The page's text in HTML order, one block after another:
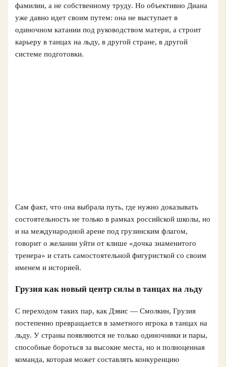
фамилии, а не собственному труду. Но объективно Диана
уже давно идет своим путем: она не выступает в
одиночном катании под руководством матери, а строит
карьеру в танцах на льду, в другой стране, в другой
системе подготовки.
Сам факт, что она выбрала путь, где нужно доказывать
состоятельность не только в рамках российской школы, но
и на международной арене под грузинским флагом,
говорит о желании уйти от клише «дочка знаменитого
тренера» и стать самостоятельной фигуристкой со своим
именем и историей.
Грузия как новый центр силы в танцах на льду
С переходом таких пар, как Дэвис — Смолкин, Грузия
постепенно превращается в заметного игрока в танцах на
льду. У страны появляются не только одиночники и пары,
способные бороться за высокие места, но и полноценная
команда, которая может составлять конкуренцию